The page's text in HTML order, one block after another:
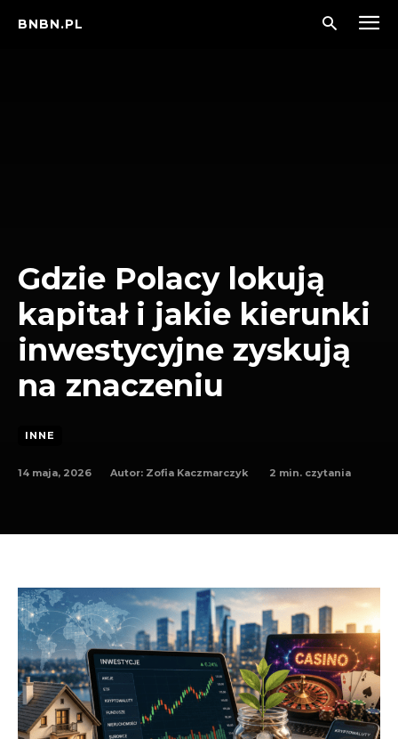
BNBN.PL
Gdzie Polacy lokują
kapitał i jakie kierunki
inwestycyjne zyskują
na znaczeniu
INNE
14 maja, 2026 Autor: Zofia Kaczmarczyk 2 min. czytania